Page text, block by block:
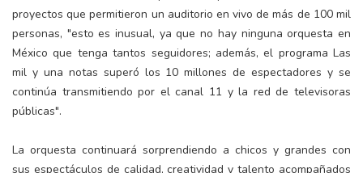
proyectos que permitieron un auditorio en vivo de más de 100 mil
personas, "esto es inusual, ya que no hay ninguna orquesta en
México que tenga tantos seguidores; además, el programa Las
mil y una notas superó los 10 millones de espectadores y se
continúa transmitiendo por el canal 11 y la red de televisoras
públicas".
La orquesta continuará sorprendiendo a chicos y grandes con
sus espectáculos de calidad, creatividad y talento acompañados